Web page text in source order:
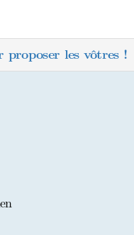
proposer les vôtres !